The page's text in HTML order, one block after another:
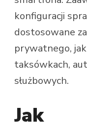
konfiguracji
dostosowane
prywatnego,
taksówkach,
służbowych.
Jak